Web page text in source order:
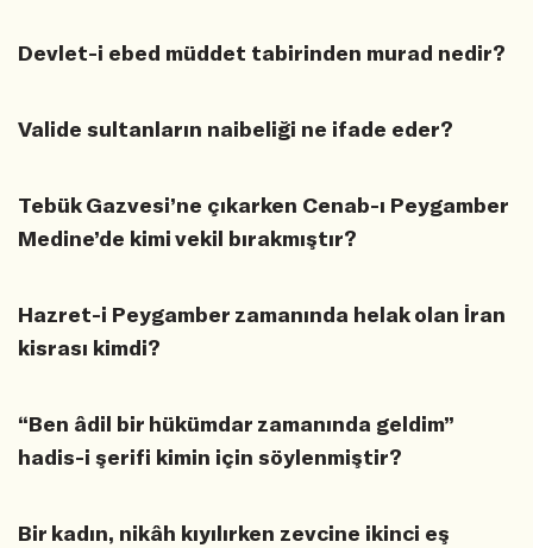
Devlet-i ebed müddet tabirinden murad nedir?
Valide sultanların naibeliği ne ifade eder?
Tebük Gazvesi’ne çıkarken Cenab-ı Peygamber
Medine’de kimi vekil bırakmıştır?
Hazret-i Peygamber zamanında helak olan İran
kisrası kimdi?
“Ben âdil bir hükümdar zamanında geldim”
hadis-i şerifi kimin için söylenmiştir?
Bir kadın, nikâh kıyılırken zevcine ikinci eş